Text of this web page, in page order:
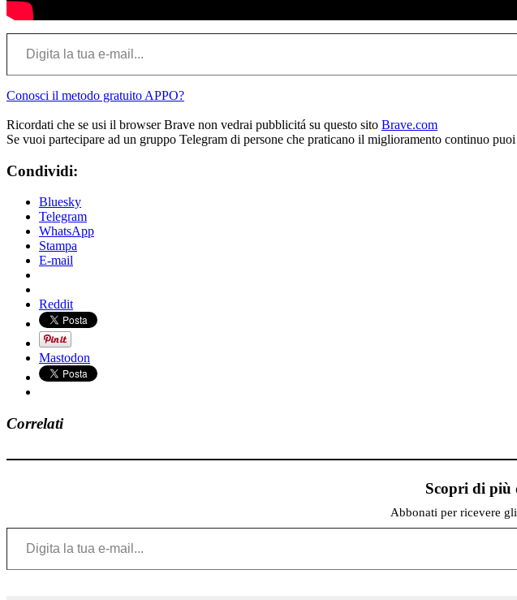
Digita la tua e-mail…
Conosci il metodo gratuito APPO?
Ricordati che se usi il browser Brave non vedrai pubblicitá su questo sito Brave.com
Se vuoi partecipare ad un gruppo Telegram di persone che praticano il miglioramento continuo
Condividi:
Bluesky
Telegram
WhatsApp
Stampa
E-mail
Reddit
Mastodon
Correlati
Scopri di più
Abbonati per ricevere
Digita la tua e-mail...